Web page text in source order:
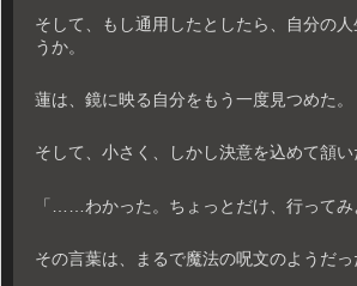
そして、もし通用したとしたら、自分の
うか。
蓮は、鏡に映る自分をもう一度見つめた。
そして、小さく、しかし決意を込めて頷い
「……わかった。ちょっとだけ、行ってみ
その言葉は、まるで魔法の呪文のようだっ